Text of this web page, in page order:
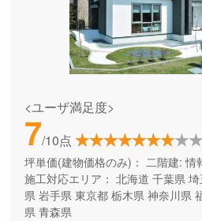
<ユーザ満足度>
7/10点
坪単価(建物価格のみ)： 二階建: 情
施工対応エリア： 北海道 千葉県
県 岩手県 東京都 栃木県 神奈川県
県 青森県